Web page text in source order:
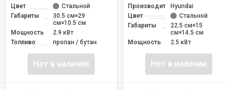
Цвет
Стальной
Габариты
30.5 см×29
см×10.5 см
Мощность
2.9 кВт
Топливо
пропан / бутан
Нет в наличии
ПроизводительHyundai
Цвет
Стальной
Габариты
22.5 см×15
см×14.5 см
Мощность
2.5 кВт
Нет в наличии